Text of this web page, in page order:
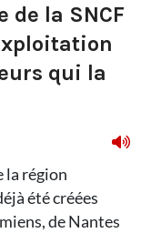
la SNCF
qui la
la région
été créées
de Nantes